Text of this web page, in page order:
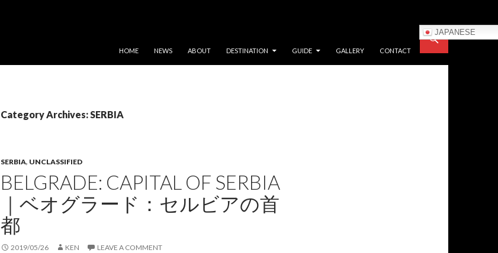
HOME NEWS ABOUT DESTINATION GUIDE GALLERY CONTACT
JAPANESE
Category Archives: SERBIA
SERBIA, UNCLASSIFIED
BELGRADE: CAPITAL OF SERBIA
｜ベオグラード：セルビアの首
都
2019/05/26 KEN LEAVE A COMMENT